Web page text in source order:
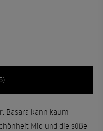
Basara kann kaum
Mio und die süße